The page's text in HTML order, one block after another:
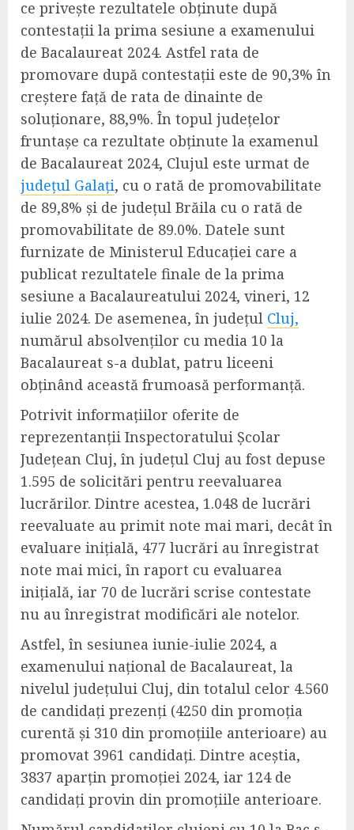
ce privește rezultatele obținute după
contestații la prima sesiune a examenului
de Bacalaureat 2024. Astfel rata de
promovare după contestații este de 90,3% în
creștere față de rata de dinainte de
soluționare, 88,9%. În topul județelor
fruntașe ca rezultate obținute la examenul
de Bacalaureat 2024, Clujul este urmat de
județul Galați, cu o rată de promovabilitate
de 89,8% și de județul Brăila cu o rată de
promovabilitate de 89.0%. Datele sunt
furnizate de Ministerul Educației care a
publicat rezultatele finale de la prima
sesiune a Bacalaureatului 2024, vineri, 12
iulie 2024. De asemenea, în județul Cluj,
numărul absolvenților cu media 10 la
Bacalaureat s-a dublat, patru liceeni
obținând această frumoasă performanță.
Potrivit informațiilor oferite de
reprezentanții Inspectoratului Școlar
Județean Cluj, în județul Cluj au fost depuse
1.595 de solicitări pentru reevaluarea
lucrărilor. Dintre acestea, 1.048 de lucrări
reevaluate au primit note mai mari, decât în
evaluare inițială, 477 lucrări au înregistrat
note mai mici, în raport cu evaluarea
inițială, iar 70 de lucrări scrise contestate
nu au înregistrat modificări ale notelor.
Astfel, în sesiunea iunie-iulie 2024, a
examenului național de Bacalaureat, la
nivelul județului Cluj, din totalul celor 4.560
de candidați prezenți (4250 din promoția
curentă și 310 din promoțiile anterioare) au
promovat 3961 candidați. Dintre aceștia,
3837 aparțin promoției 2024, iar 124 de
candidați provin din promoțiile anterioare.